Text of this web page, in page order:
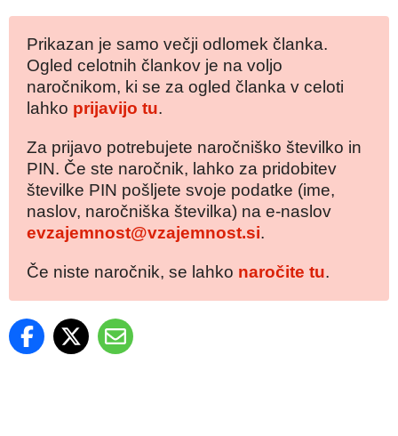
Prikazan je samo večji odlomek članka.
Ogled celotnih člankov je na voljo
naročnikom, ki se za ogled članka v celoti
lahko prijavijo tu.
Za prijavo potrebujete naročniško številko in
PIN. Če ste naročnik, lahko za pridobitev
številke PIN pošljete svoje podatke (ime,
naslov, naročniška številka) na e-naslov
evzajemnost@vzajemnost.si.
Če niste naročnik, se lahko naročite tu.